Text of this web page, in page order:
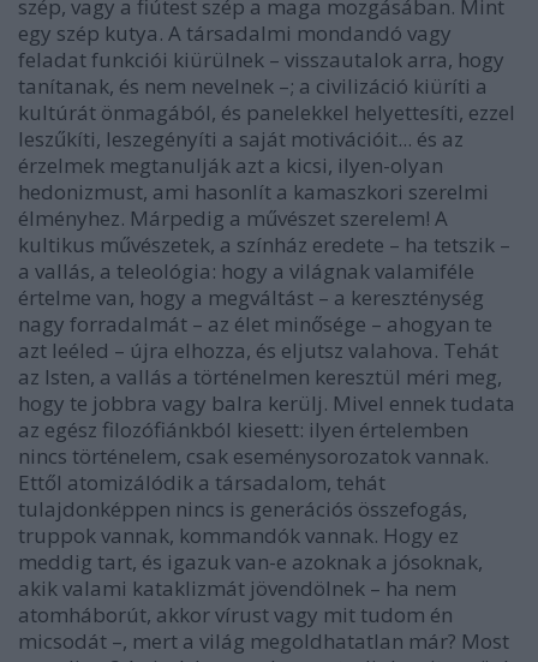
szép, vagy a fiútest szép a maga mozgásában. Mint
egy szép kutya. A társadalmi mondandó vagy
feladat funkciói kiürülnek – visszautalok arra, hogy
tanítanak, és nem nevelnek –; a civilizáció kiüríti a
kultúrát önmagából, és panelekkel helyettesíti, ezzel
leszűkíti, leszegényíti a saját motivációit... és az
érzelmek megtanulják azt a kicsi, ilyen-olyan
hedonizmust, ami hasonlít a kamaszkori szerelmi
élményhez. Márpedig a művészet szerelem! A
kultikus művészetek, a színház eredete – ha tetszik –
a vallás, a teleológia: hogy a világnak valamiféle
értelme van, hogy a megváltást – a kereszténység
nagy forradalmát – az élet minősége – ahogyan te
azt leéled – újra elhozza, és eljutsz valahova. Tehát
az Isten, a vallás a történelmen keresztül méri meg,
hogy te jobbra vagy balra kerülj. Mivel ennek tudata
az egész filozófiánkból kiesett: ilyen értelemben
nincs történelem, csak eseménysorozatok vannak.
Ettől atomizálódik a társadalom, tehát
tulajdonképpen nincs is generációs összefogás,
truppok vannak, kommandók vannak. Hogy ez
meddig tart, és igazuk van-e azoknak a jósoknak,
akik valami kataklizmát jövendölnek – ha nem
atomháborút, akkor vírust vagy mit tudom én
micsodát –, mert a világ megoldhatatlan már? Most